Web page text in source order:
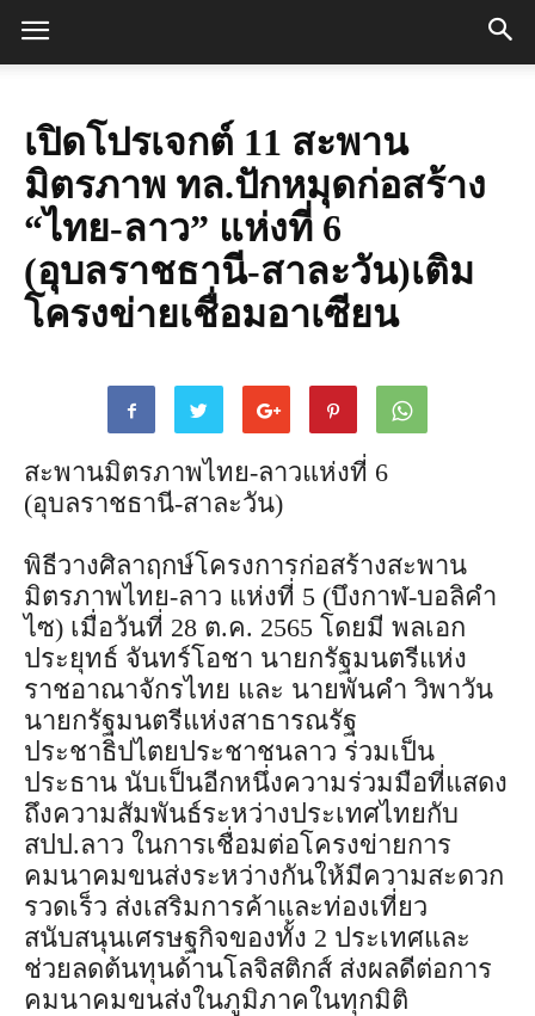
เปิดโปรเจกต์ 11 สะพาน
มิตรภาพ ทล.ปักหมุดก่อสร้าง
“ไทย-ลาว” แห่งที่ 6
(อุบลราชธานี-สาละวัน)เติม
โครงข่ายเชื่อมอาเซียน
สะพานมิตรภาพไทย-ลาวแห่งที่ 6
(อุบลราชธานี-สาละวัน)
พิธีวางศิลาฤกษ์โครงการก่อสร้างสะพาน
มิตรภาพไทย-ลาว แห่งที่ 5 (บึงกาฬ-บอลิคำ
ไซ) เมื่อวันที่ 28 ต.ค. 2565 โดยมี พลเอก
ประยุทธ์ จันทร์โอชา นายกรัฐมนตรีแห่ง
ราชอาณาจักรไทย และ นายพันคำ วิพาวัน
นายกรัฐมนตรีแห่งสาธารณรัฐ
ประชาธิปไตยประชาชนลาว ร่วมเป็น
ประธาน นับเป็นอีกหนึ่งความร่วมมือที่แสดง
ถึงความสัมพันธ์ระหว่างประเทศไทยกับ
สปป.ลาว ในการเชื่อมต่อโครงข่ายการ
คมนาคมขนส่งระหว่างกันให้มีความสะดวก
รวดเร็ว ส่งเสริมการค้าและท่องเที่ยว
สนับสนุนเศรษฐกิจของทั้ง 2 ประเทศและ
ช่วยลดต้นทุนด้านโลจิสติกส์ ส่งผลดีต่อการ
คมนาคมขนส่งในภูมิภาคในทุกมิติ